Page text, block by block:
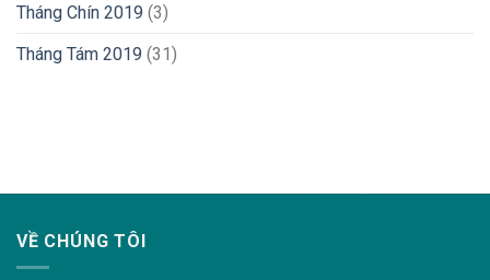
Tháng Chín 2019 (3)
Tháng Tám 2019 (31)
VỀ CHÚNG TÔI